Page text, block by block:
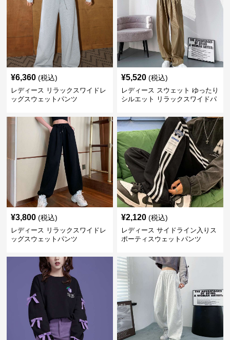
¥6,360 (税込)
レディース リラックスワイドレ
ッグスウェットパンツ
¥5,520 (税込)
レディース スウェット ゆったり
シルエット リラックスワイドパ
¥3,800 (税込)
レディース リラックスワイドレ
ッグスウェットパンツ
¥2,120 (税込)
レディース サイドライン入りス
ポーティスウェットパンツ